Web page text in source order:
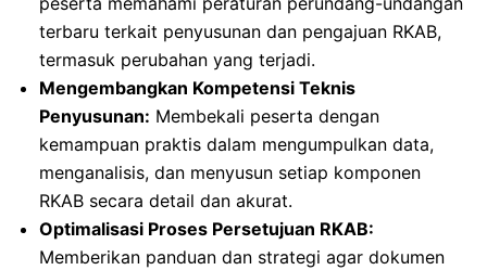
terbaru terkait penyusunan dan pengajuan RKAB,
termasuk perubahan yang terjadi.
Mengembangkan Kompetensi Teknis
Penyusunan: Membekali peserta dengan
kemampuan praktis dalam mengumpulkan data,
menganalisis, dan menyusun setiap komponen
RKAB secara detail dan akurat.
Optimalisasi Proses Persetujuan RKAB:
Memberikan panduan dan strategi agar dokumen